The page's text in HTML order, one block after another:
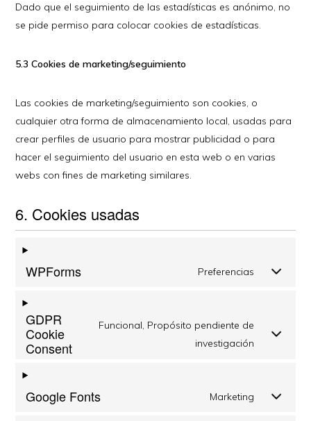
Dado que el seguimiento de las estadísticas es anónimo, no
se pide permiso para colocar cookies de estadísticas.
5.3 Cookies de marketing/seguimiento
Las cookies de marketing/seguimiento son cookies, o
cualquier otra forma de almacenamiento local, usadas para
crear perfiles de usuario para mostrar publicidad o para
hacer el seguimiento del usuario en esta web o en varias
webs con fines de marketing similares.
6. Cookies usadas
WPForms Preferencias
GDPR
Cookie
Consent
Funcional, Propósito pendiente de
investigación
Google Fonts Marketing